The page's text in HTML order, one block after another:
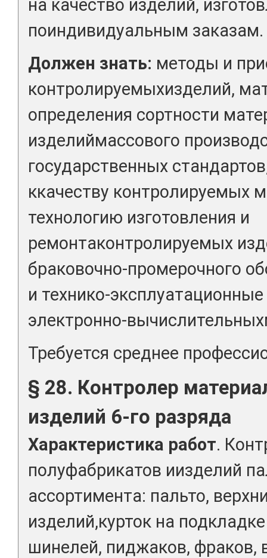
на качество изделий,
поиндивидуальным заказам.
Должен знать: методы и
контролируемыхизделий,
определения сортности
изделиймассового
государственных
ккачеству контролируемых
технологию изготовления и
ремонтаконтролируемых
браковочно-промерочного
и технико-
электронно-
Требуется среднее
§ 28. Контролер
изделий 6-го разряда
Характеристика работ.
полуфабрикатов иизделий
ассортимента: пальто,
изделий,курток на
шинелей, пиджаков, фраков,